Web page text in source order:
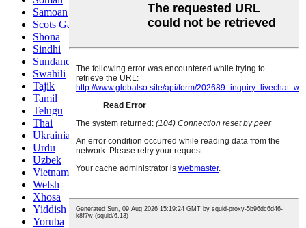
Samoan
Scots Gaelic
Shona
Sindhi
Sundanese
Swahili
Tajik
Tamil
Telugu
Thai
Ukrainian
Urdu
Uzbek
Vietnamese
Welsh
Xhosa
Yiddish
Yoruba